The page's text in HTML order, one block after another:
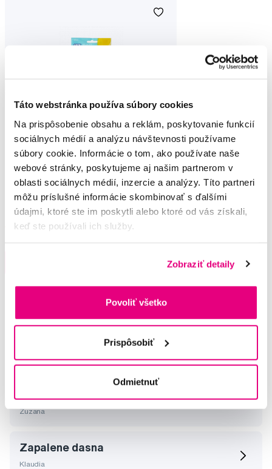
Táto webstránka používa súbory cookies
Na prispôsobenie obsahu a reklám, poskytovanie funkcií
sociálnych médií a analýzu návštevnosti používame
súbory cookie. Informácie o tom, ako používate naše
webové stránky, poskytujeme aj našim partnerom v
oblasti sociálnych médií, inzercie a analýzy. Títo partneri
môžu príslušné informácie skombinovať s ďalšími
údajmi, ktoré ste im poskytli alebo ktoré od vás získali,
keď ste používali ich služby.
Zobraziť detaily
Povoliť všetko
Prispôsobiť
Odmietnuť
8,00 €
5,0 /5 (276x)
3 prodejnách
Vybrané dotazy a články
Zuzana
Zapalene dasna
Klaudia